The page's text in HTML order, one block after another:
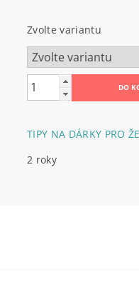
Zvolte variantu
TIPY NA DÁRKY PRO
2 roky